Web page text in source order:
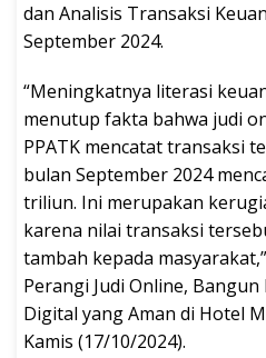
dan Analisis Transaksi
September 2024.
“Meningkatnya literasi
menutup fakta bahwa judi
PPATK mencatat transaksi
bulan September 2024
triliun. Ini merupakan
karena nilai transaksi
tambah kepada
Perangi Judi Online,
Digital yang Aman di Hotel
Kamis (17/10/2024).